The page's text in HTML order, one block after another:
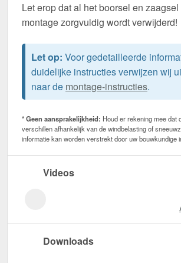
Let erop dat al het boorsel en
montage zorgvuldig wordt verwijderd!
Let op: Voor gedetailleerde
duidelijke instructies verwijzen wij
naar de montage-instructies.
* Geen aansprakelijkheid: Houd er rekening mee dat
verschillen afhankelijk van de windbelasting of
informatie kan worden verstrekt door uw bouwkundige
Videos
Downloads